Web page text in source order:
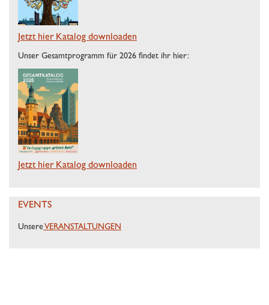
Jetzt hier Katalog downloaden
Unser Gesamtprogramm für 2026 findet ihr hier:
Jetzt hier Katalog downloaden
EVENTS
Unsere VERANSTALTUNGEN